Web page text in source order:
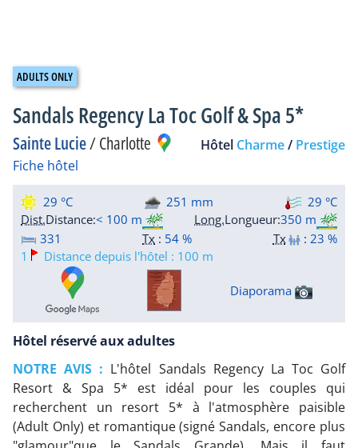
Sandals Regency La Toc Golf & Spa 5*
Sainte Lucie/Charlotte Hôtel Charme/ Prestige
Fiche hôtel
29 °C 251 mm
29 °C
Dist.Distance:< 100 m Long.Longueur:350 m
331
Tx : 54 % Tx : 23 %
1
Distance depuis l'hôtel : 100 m
Diaporama
Hôtel réservé aux adultes
NOTRE AVIS : L'hôtel Sandals Regency La Toc Golf
Resort & Spa 5* est idéal pour les couples qui
recherchent un resort 5* à l'atmosphère paisible
(Adult Only) et romantique (signé Sandals, encore plus